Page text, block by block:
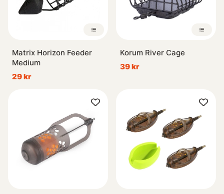
Matrix Horizon Feeder
Medium
29 kr
Korum River Cage
39 kr